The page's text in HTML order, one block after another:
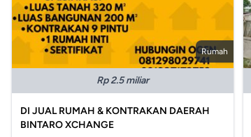
Rumah
Rp 2.5 miliar
DI JUAL RUMAH & KONTRAKAN DAERAH
BINTARO XCHANGE